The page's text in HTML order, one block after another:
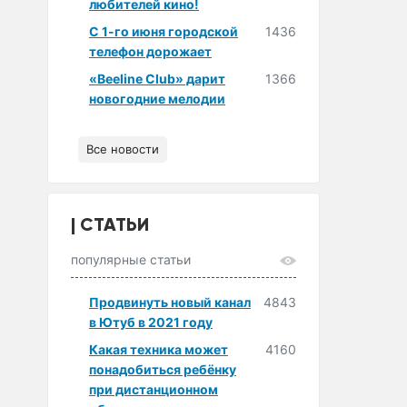
любителей кино!
С 1-го июня городской
телефон дорожает
1436
«Beeline Club» дарит
новогодние мелодии
1366
Все новости
СТАТЬИ
популярные статьи
Продвинуть новый канал
в Ютуб в 2021 году
4843
Какая техника может
понадобиться ребёнку
при дистанционном
4160